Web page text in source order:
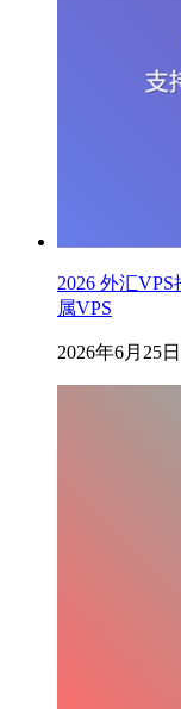
2026 外汇
属VPS
2026年6月25日